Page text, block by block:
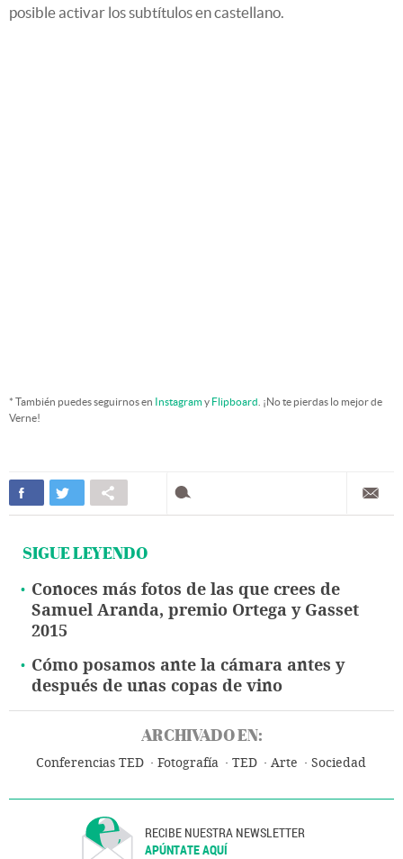
posible activar los subtítulos en castellano.
* También puedes seguirnos en Instagramy Flipboard . ¡No te pierdas lo mejor de
Verne!
SIGUE LEYENDO
Conoces más fotos de las que crees de
Samuel Aranda, premio Ortega y Gasset
2015
Cómo posamos ante la cámara antes y
después de unas copas de vino
ARCHIVADO EN:
Conferencias TED Fotografía TED Arte Sociedad
RECIBE NUESTRA NEWSLETTER
APÚNTATE AQUÍ